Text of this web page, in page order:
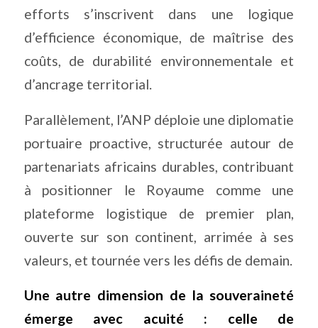
efforts s’inscrivent dans une logique
d’efficience économique, de maîtrise des
coûts, de durabilité environnementale et
d’ancrage territorial.
Parallèlement, l’ANP déploie une diplomatie
portuaire proactive, structurée autour de
partenariats africains durables, contribuant
à positionner le Royaume comme une
plateforme logistique de premier plan,
ouverte sur son continent, arrimée à ses
valeurs, et tournée vers les défis de demain.
Une autre dimension de la souveraineté
émerge avec acuité : celle de